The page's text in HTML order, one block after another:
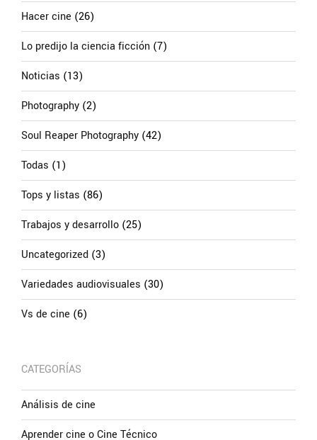
Hacer cine (26)
Lo predijo la ciencia ficción (7)
Noticias (13)
Photography (2)
Soul Reaper Photography (42)
Todas (1)
Tops y listas (86)
Trabajos y desarrollo (25)
Uncategorized (3)
Variedades audiovisuales (30)
Vs de cine (6)
CATEGORÍAS
Análisis de cine
Aprender cine o Cine Técnico